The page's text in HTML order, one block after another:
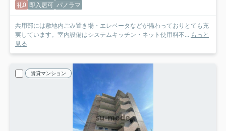
礼0 即入居可 パノラマ
共用部には敷地内ごみ置き場・エレベータなどが備わっておりとても充
実しています。室内設備はシステムキッチン・ネット使用料不...
もっと
見る
賃貸マンション